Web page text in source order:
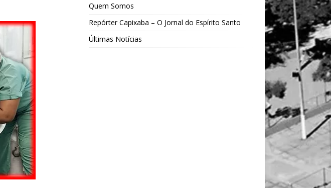
Quem Somos
Repórter Capixaba – O Jornal do Espírito Santo
Últimas Notícias